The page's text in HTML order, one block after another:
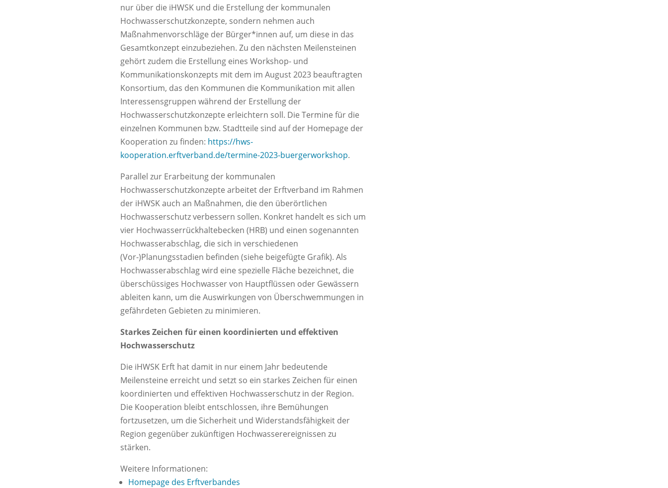
nur über die iHWSK und die Erstellung der kommunalen
Hochwasserschutzkonzepte, sondern nehmen auch
Maßnahmenvorschläge der Bürger*innen auf, um diese in das
Gesamtkonzept einzubeziehen. Zu den nächsten Meilensteinen
gehört zudem die Erstellung eines Workshop- und
Kommunikationskonzepts mit dem im August 2023 beauftragten
Konsortium, das den Kommunen die Kommunikation mit allen
Interessensgruppen während der Erstellung der
Hochwasserschutzkonzepte erleichtern soll. Die Termine für die
einzelnen Kommunen bzw. Stadtteile sind auf der Homepage der
Kooperation zu finden: https://hws-
kooperation.erftverband.de/termine-2023-buergerworkshop.
Parallel zur Erarbeitung der kommunalen
Hochwasserschutzkonzepte arbeitet der Erftverband im Rahmen
der iHWSK auch an Maßnahmen, die den überörtlichen
Hochwasserschutz verbessern sollen. Konkret handelt es sich um
vier Hochwasserrückhaltebecken (HRB) und einen sogenannten
Hochwasserabschlag, die sich in verschiedenen
(Vor-)Planungsstadien befinden (siehe beigefügte Grafik). Als
Hochwasserabschlag wird eine spezielle Fläche bezeichnet, die
überschüssiges Hochwasser von Hauptflüssen oder Gewässern
ableiten kann, um die Auswirkungen von Überschwemmungen in
gefährdeten Gebieten zu minimieren.
Starkes Zeichen für einen koordinierten und effektiven
Hochwasserschutz
Die iHWSK Erft hat damit in nur einem Jahr bedeutende
Meilensteine erreicht und setzt so ein starkes Zeichen für einen
koordinierten und effektiven Hochwasserschutz in der Region.
Die Kooperation bleibt entschlossen, ihre Bemühungen
fortzusetzen, um die Sicherheit und Widerstandsfähigkeit der
Region gegenüber zukünftigen Hochwasserereignissen zu
stärken.
Weitere Informationen:
Homepage des Erftverbandes